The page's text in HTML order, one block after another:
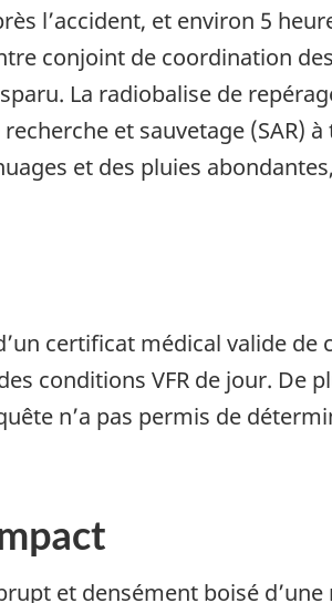
l’accident, et environ 5
conjoint de coordination
La radiobalise de
et sauvetage (SAR)
et des pluies
certificat médical valide de
conditions VFR de jour. De
n’a pas permis de
et densément boisé